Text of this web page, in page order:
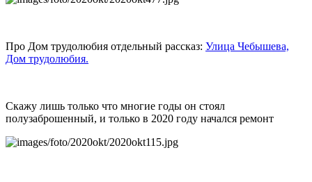
Про Дом трудолюбия отдельный рассказ: Улица Чебышева,
Дом трудолюбия.
Скажу лишь только что многие годы он стоял
полузаброшенный, и только в 2020 году начался ремонт